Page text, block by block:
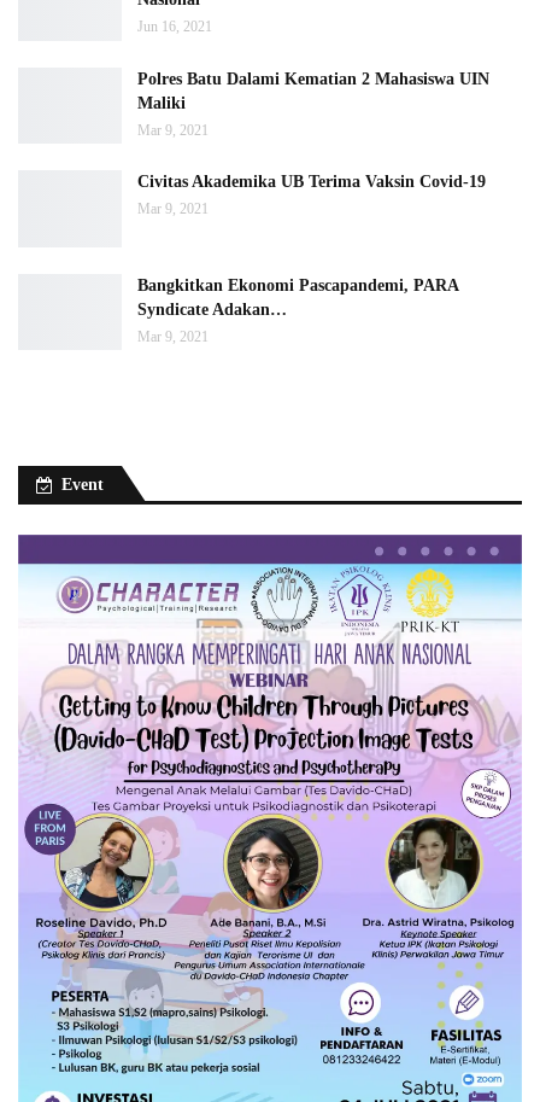
Jun 16, 2021
Polres Batu Dalami Kematian 2 Mahasiswa UIN
Maliki
Mar 9, 2021
Civitas Akademika UB Terima Vaksin Covid-19
Mar 9, 2021
Bangkitkan Ekonomi Pascapandemi, PARA
Syndicate Adakan…
Mar 9, 2021
Event